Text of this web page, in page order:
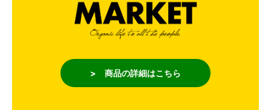
> 商品の詳細はこちら